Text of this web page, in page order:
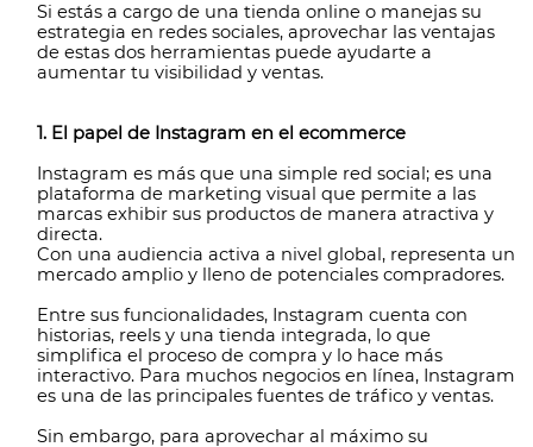
Si estás a cargo de una tienda online o manejas su
estrategia en redes sociales, aprovechar las ventajas
de estas dos herramientas puede ayudarte a
aumentar tu visibilidad y ventas.
1. El papel de Instagram en el ecommerce
Instagram es más que una simple red social; es una
plataforma de marketing visual que permite a las
marcas exhibir sus productos de manera atractiva y
directa.
Con una audiencia activa a nivel global, representa un
mercado amplio y lleno de potenciales compradores.
Entre sus funcionalidades, Instagram cuenta con
historias, reels y una tienda integrada, lo que
simplifica el proceso de compra y lo hace más
interactivo. Para muchos negocios en línea, Instagram
es una de las principales fuentes de tráfico y ventas.
Sin embargo, para aprovechar al máximo su